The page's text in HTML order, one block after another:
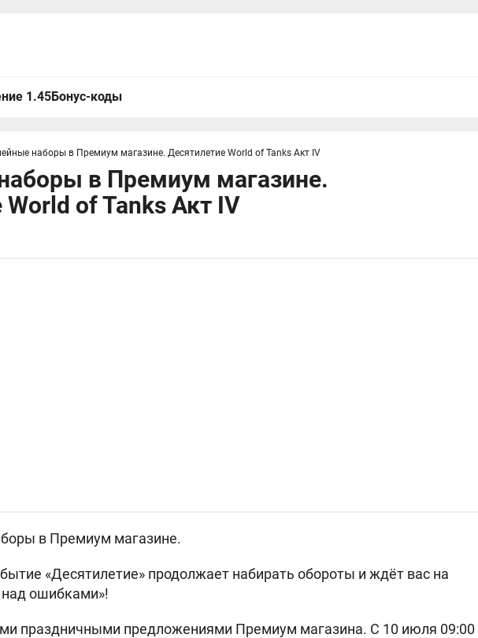
1.45Бонус-коды
наборы в Премиум магазине. Десятилетие World of Tanks Акт IV
в Премиум магазине.
of Tanks Акт IV
в Премиум магазине.
«Десятилетие» продолжает набирать обороты и ждёт вас на
над ошибками»!
праздничными предложениями Премиум магазина. С 10 июля 09:00